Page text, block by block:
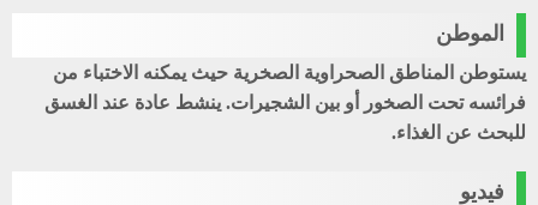
الموطن
يستوطن المناطق الصحراوية الصخرية حيث يمكنه الاختباء من
فرائسه تحت الصخور أو بين الشجيرات. ينشط عادة عند الغسق
للبحث عن الغذاء.
فيديو